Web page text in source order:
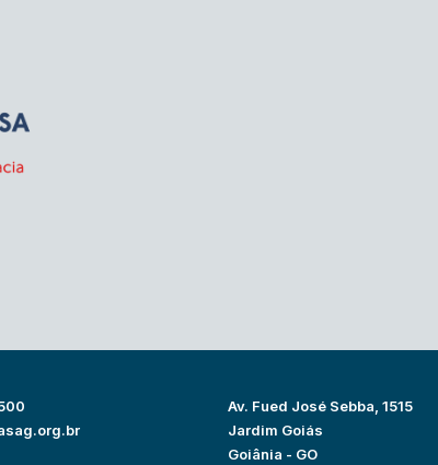
Av. Fued José Sebba, 1515
Jardim Goiás
Goiânia - GO